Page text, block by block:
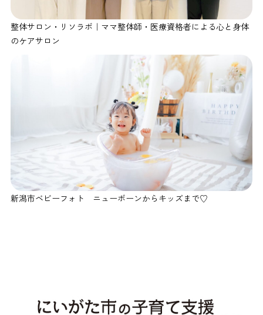
整体サロン・リソラボ｜ママ整体師・医療資格者による心と身体
のケアサロン
新潟市ベビーフォト ニューボーンからキッズまで♡